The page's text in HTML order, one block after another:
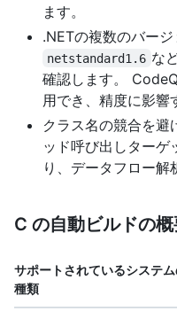
ます。
.NETの複数のバー
netstandard1.6 な
確認します。
用でき、精度に影響
クラス名の競合を避
ッド呼び出しターゲ
り、データフロー解
C の自動ビルドの
サポートされているシステ
種類